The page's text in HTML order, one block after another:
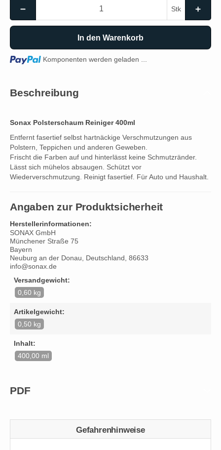
Stk
In den Warenkorb
Loading... Komponenten werden geladen ...
Beschreibung
Sonax Polsterschaum Reiniger 400ml
Entfernt fasertief selbst hartnäckige Verschmutzungen aus
Polstern, Teppichen und anderen Geweben.
Frischt die Farben auf und hinterlässt keine Schmutzränder.
Lässt sich mühelos absaugen. Schützt vor
Wiederverschmutzung. Reinigt fasertief. Für Auto und Haushalt.
Angaben zur Produktsicherheit
Herstellerinformationen:
SONAX GmbH
Münchener Straße 75
Bayern
Neuburg an der Donau, Deutschland, 86633
info@sonax.de
Versandgewicht:
0,60 kg
Artikelgewicht:
0,50 kg
Inhalt:
400,00 ml
PDF
Gefahrenhinweise